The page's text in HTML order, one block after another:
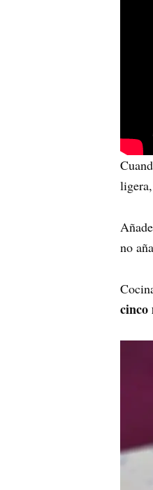
no
cinco